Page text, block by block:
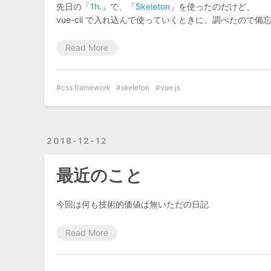
先日の「1h. 」で、「Skeleton 」を使ったのだけど、
vue-cli で入れ込んで使っていくときに、調べたので備忘
Read More
css framework skeleton vue.js
2018-12-12
最近のこと
今回は何も技術的価値は無いただの日記
Read More